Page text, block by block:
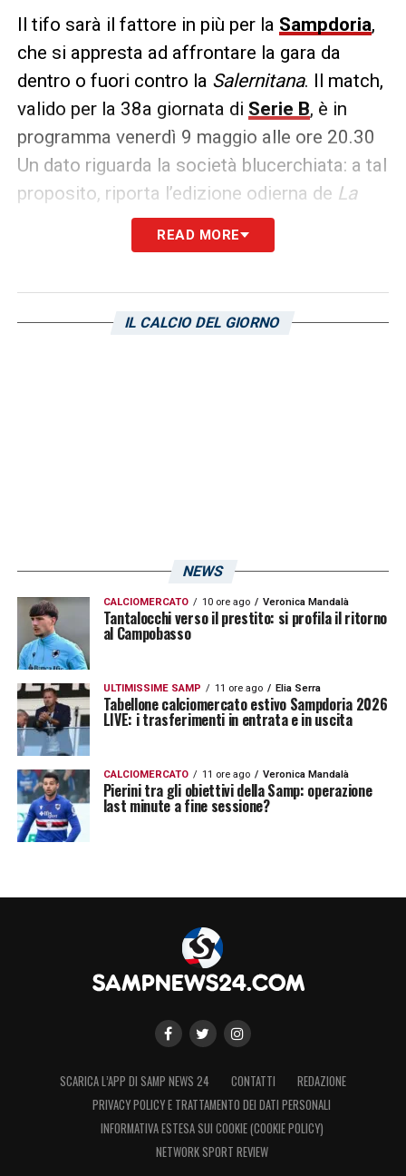
Il tifo sarà il fattore in più per la Sampdoria,
che si appresta ad affrontare la gara da
dentro o fuori contro la Salernitana. Il match,
valido per la 38a giornata di Serie B, è in
programma venerdì 9 maggio alle ore 20.30
Un dato riguarda la società blucerchiata: a tal
proposito, riporta l’edizione odierna de La
, è decima a 2502 punti in 66
partecipazioni, dietro Bologna (2998) e
discontinue e rifondate (ad esempio
READ MORE
IL CALCIO DEL GIORNO
NEWS
CALCIOMERCATO 10 ore ago Veronica Mandalà
Tantalocchi verso il prestito: si profila il ritorno
al Campobasso
ULTIMISSIME SAMP 11 ore ago Elia Serra
Tabellone calciomercato estivo Sampdoria 2026
LIVE: i trasferimenti in entrata e in uscita
CALCIOMERCATO 11 ore ago Veronica Mandalà
Pierini tra gli obiettivi della Samp: operazione
last minute a fine sessione?
SCARICA L’APP DI SAMP NEWS 24 CONTATTI
REDAZIONE
PRIVACY POLICY E TRATTAMENTO DEI DATI PERSONALI
INFORMATIVA ESTESA SUI COOKIE (COOKIE POLICY)
NETWORK SPORT REVIEW